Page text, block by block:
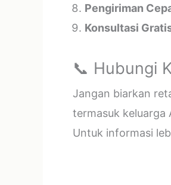
Pengiriman
Konsultasi
📞 Hubungi
Jangan biarkan
termasuk keluarga
Untuk informasi